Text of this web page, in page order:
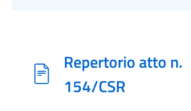
Repertorio atto n.
154/CSR